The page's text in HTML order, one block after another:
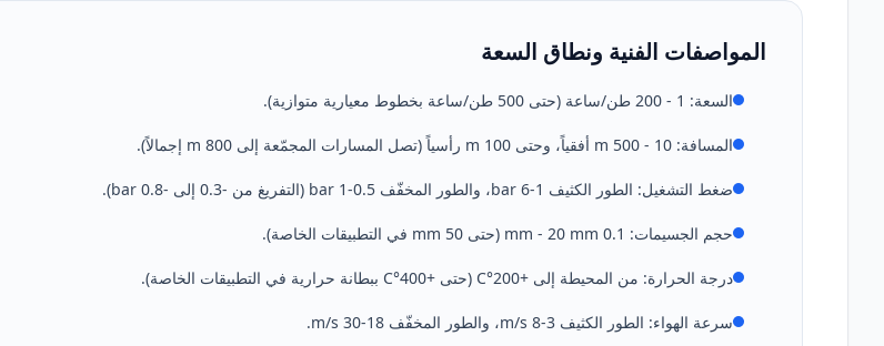
المواصفات الفنية ونطاق السعة
السعة: 1 - 200 طن/ساعة (حتى 500 طن/ساعة بخطوط معيارية متوازية).
المسافة: 10 - 500 m أفقياً، وحتى 100 m رأسياً (تصل المسارات المجمّعة إلى 800 m إجمالاً).
ضغط التشغيل: الطور الكثيف 1-6 bar، والطور المخفّف 0.5-1 bar (التفريغ من -0.3 إلى -0.8 bar).
حجم الجسيمات: 0.1 mm - 20 mm (حتى 50 mm في التطبيقات الخاصة).
درجة الحرارة: من المحيطة إلى +200°C (حتى +400°C ببطانة حرارية في التطبيقات الخاصة).
سرعة الهواء: الطور الكثيف 3-8 m/s، والطور المخفّف 18-30 m/s.